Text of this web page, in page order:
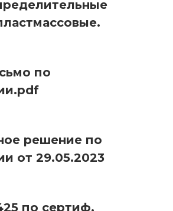
по
решение по
от 29.05.2023
по сертиф.